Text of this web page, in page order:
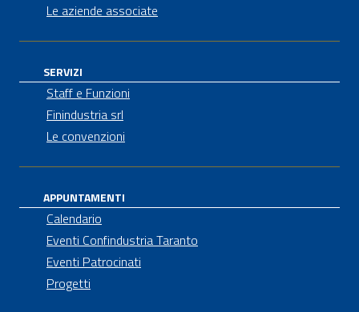
Le aziende associate
SERVIZI
Staff e Funzioni
Finindustria srl
Le convenzioni
APPUNTAMENTI
Calendario
Eventi Confindustria Taranto
Eventi Patrocinati
Progetti